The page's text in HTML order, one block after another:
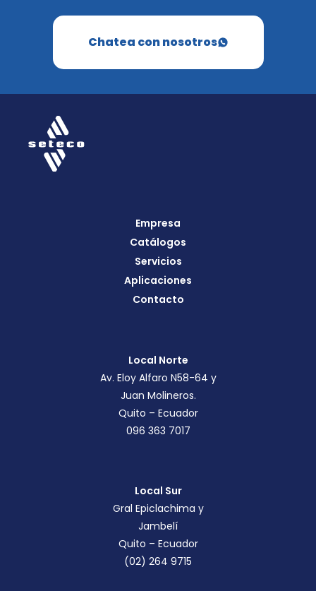
Chatea con nosotros
Empresa
Catálogos
Servicios
Aplicaciones
Contacto
Local Norte
Av. Eloy Alfaro N58-64 y
Juan Molineros.
Quito – Ecuador
096 363 7017
Local Sur
Gral Epiclachima y
Jambelí
Quito – Ecuador
(02) 264 9715